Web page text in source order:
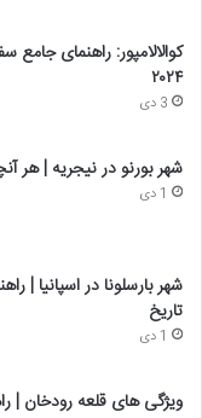
کوالالامپور: راهنمای جامع
۲۰۲۴
3 دی
شهر بورنو در نیجریه | هر
1 دی
شهر بارسلونا در اسپانیا |
تاریخ
1 دی
ویژگی های قلعه رودخان |